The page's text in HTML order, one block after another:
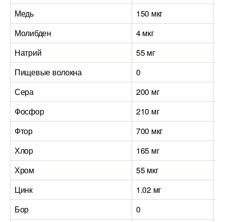
Медь
150 мкг
Молибден
4 мкг
Натрий
55 мг
Пищевые волокна
0
Сера
200 мг
Фосфор
210 мг
Фтор
700 мкг
Хлор
165 мг
Хром
55 мкг
Цинк
1.02 мг
Бор
0